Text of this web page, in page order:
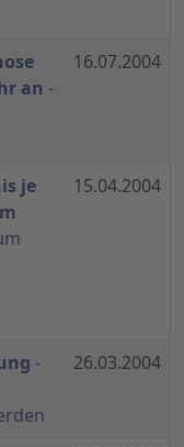
an -
16.07.2004
je
15.04.2004
-
26.03.2004